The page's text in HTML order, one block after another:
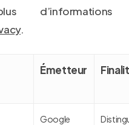
d’informations
.
Émetteur
Google